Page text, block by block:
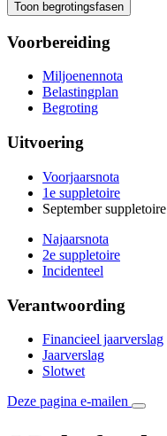
Toon begrotingsfasen
Voorbereiding
Miljoenennota
Belastingplan
Begroting
Uitvoering
Voorjaarsnota
1e suppletoire
September suppletoire
Najaarsnota
2e suppletoire
Incidenteel
Verantwoording
Financieel jaarverslag
Jaarverslag
Slotwet
Deze pagina e-mailen